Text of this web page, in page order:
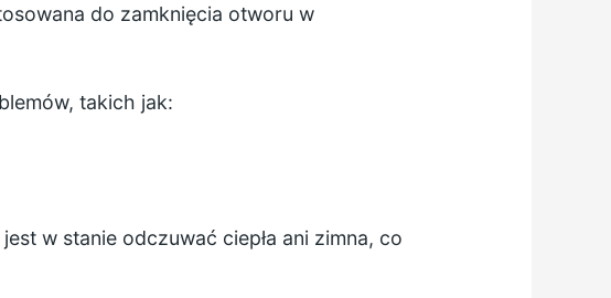
do zamknięcia otworu w
takich jak:
w stanie odczuwać ciepła ani zimna, co